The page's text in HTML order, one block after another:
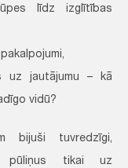
līdz izglītības
uz jautājumu – kā
vidū?
bijuši tuvredzīgi,
pūliņus tikai uz